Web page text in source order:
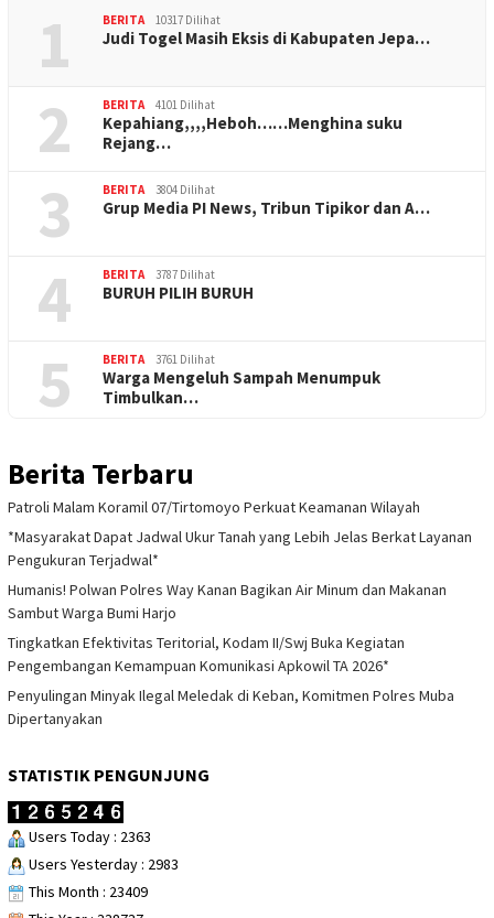
1 BERITA 10317 Dilihat
Judi Togel Masih Eksis di Kabupaten Jepa…
2 BERITA 4101 Dilihat
Kepahiang,,,,Heboh……Menghina suku
Rejang…
3 BERITA 3804 Dilihat
Grup Media PI News, Tribun Tipikor dan A…
4 BERITA 3787 Dilihat
BURUH PILIH BURUH
5 BERITA 3761 Dilihat
Warga Mengeluh Sampah Menumpuk
Timbulkan…
Berita Terbaru
Patroli Malam Koramil 07/Tirtomoyo Perkuat Keamanan Wilayah
*Masyarakat Dapat Jadwal Ukur Tanah yang Lebih Jelas Berkat Layanan
Pengukuran Terjadwal*
Humanis! Polwan Polres Way Kanan Bagikan Air Minum dan Makanan
Sambut Warga Bumi Harjo
Tingkatkan Efektivitas Teritorial, Kodam II/Swj Buka Kegiatan
Pengembangan Kemampuan Komunikasi Apkowil TA 2026*
Penyulingan Minyak Ilegal Meledak di Keban, Komitmen Polres Muba
Dipertanyakan
STATISTIK PENGUNJUNG
Users Today : 2363
Users Yesterday : 2983
This Month : 23409